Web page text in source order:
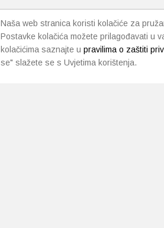
Naša web stranica koristi kolačiće za
Postavke kolačića možete prilagođavati u
kolačićima saznajte u pravilima o zaštiti
se" slažete se s Uvjetima korištenja.